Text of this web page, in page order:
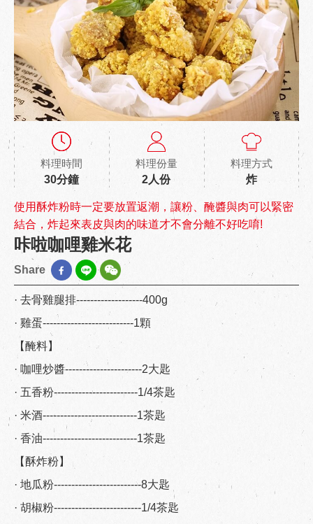
料理時間
30分鐘
料理份量
2人份
料理方式
炸
使用酥炸粉時一定要放置返潮，讓粉、醃醬與肉可以緊密
結合，炸起來表皮與肉的味道才不會分離不好吃唷!
咔啦咖哩雞米花
Share
· 去骨雞腿排-------------------400g
· 雞蛋--------------------------1顆
【醃料】
· 咖哩炒醬----------------------2大匙
· 五香粉------------------------1/4茶匙
· 米酒---------------------------1茶匙
· 香油---------------------------1茶匙
【酥炸粉】
· 地瓜粉-------------------------8大匙
· 胡椒粉-------------------------1/4茶匙